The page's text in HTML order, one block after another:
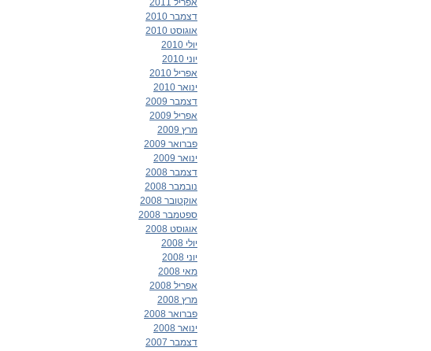
אפריל 2011
דצמבר 2010
אוגוסט 2010
יולי 2010
יוני 2010
אפריל 2010
ינואר 2010
דצמבר 2009
אפריל 2009
מרץ 2009
פברואר 2009
ינואר 2009
דצמבר 2008
נובמבר 2008
אוקטובר 2008
ספטמבר 2008
אוגוסט 2008
יולי 2008
יוני 2008
מאי 2008
אפריל 2008
מרץ 2008
פברואר 2008
ינואר 2008
דצמבר 2007